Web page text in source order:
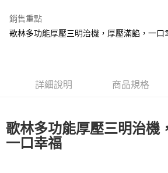
【注意事項】
用戶於交易時，得透過本服務購買商品或服務，
由本公司與您本人進行分期帳單所需資料之確認
3.完整用戶服務條款，請詳閱以下連結：https://
銷售重點
歌林多功能厚壓三明治機，厚壓滿餡，一口
詳細說明 商品規格
歌林多功能厚壓三明治機
一口幸福